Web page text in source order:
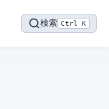
検索 Ctrl K